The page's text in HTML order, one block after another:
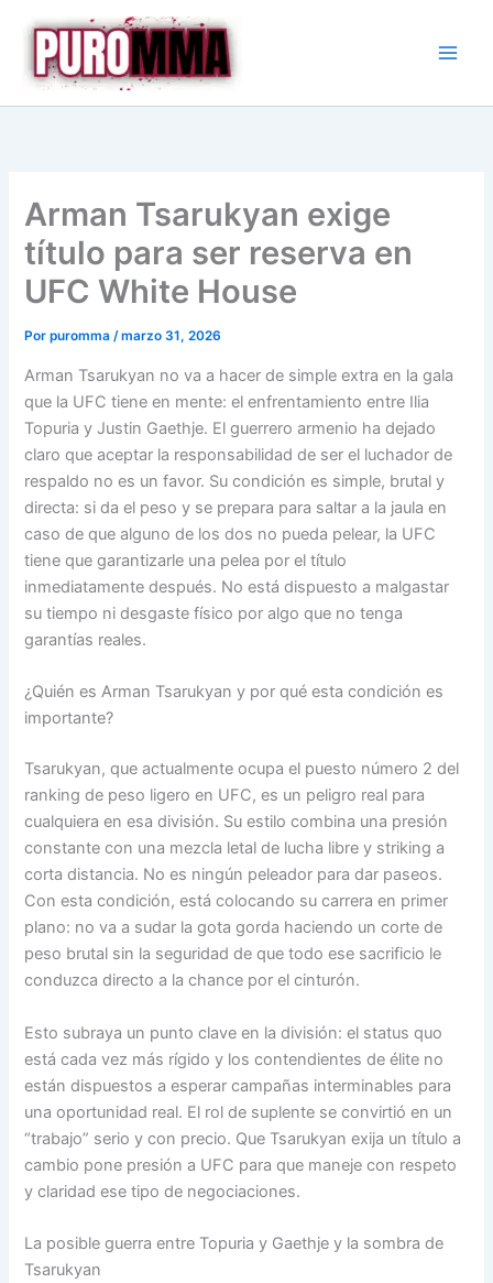
contenido
Arman Tsarukyan exige
título para ser reserva en
UFC White House
Porpuromma/marzo 31, 2026
Arman Tsarukyan no va a hacer de simple extra en la gala
que la UFC tiene en mente: el enfrentamiento entre Ilia
Topuria y Justin Gaethje. El guerrero armenio ha dejado
claro que aceptar la responsabilidad de ser el luchador de
respaldo no es un favor. Su condición es simple, brutal y
directa: si da el peso y se prepara para saltar a la jaula en
caso de que alguno de los dos no pueda pelear, la UFC
tiene que garantizarle una pelea por el título
inmediatamente después. No está dispuesto a malgastar
su tiempo ni desgaste físico por algo que no tenga
garantías reales.
¿Quién es Arman Tsarukyan y por qué esta condición es
importante?
Tsarukyan, que actualmente ocupa el puesto número 2 del
ranking de peso ligero en UFC, es un peligro real para
cualquiera en esa división. Su estilo combina una presión
constante con una mezcla letal de lucha libre y striking a
corta distancia. No es ningún peleador para dar paseos.
Con esta condición, está colocando su carrera en primer
plano: no va a sudar la gota gorda haciendo un corte de
peso brutal sin la seguridad de que todo ese sacrificio le
conduzca directo a la chance por el cinturón.
Esto subraya un punto clave en la división: el status quo
está cada vez más rígido y los contendientes de élite no
están dispuestos a esperar campañas interminables para
una oportunidad real. El rol de suplente se convirtió en un
“trabajo” serio y con precio. Que Tsarukyan exija un título a
cambio pone presión a UFC para que maneje con respeto
y claridad ese tipo de negociaciones.
La posible guerra entre Topuria y Gaethje y la sombra de
Tsarukyan